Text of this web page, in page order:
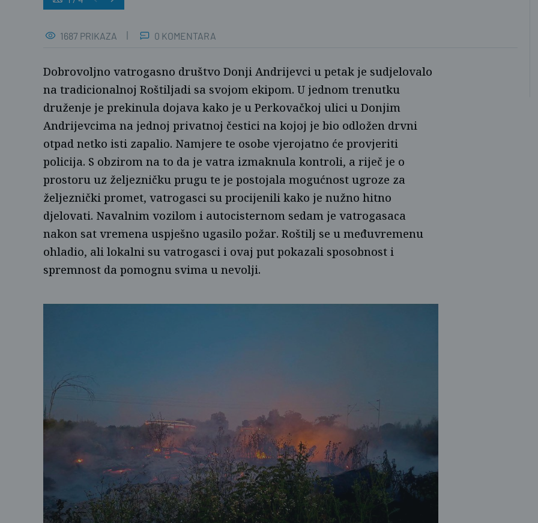
1687 PRIKAZA 0 KOMENTARA
Dobrovoljno vatrogasno društvo Donji Andrijevci u petak je sudjelovalo
na tradicionalnoj Roštiljadi sa svojom ekipom. U jednom trenutku
druženje je prekinula dojava kako je u Perkovačkoj ulici u Donjim
Andrijevcima na jednoj privatnoj čestici na kojoj je bio odložen drvni
otpad netko isti zapalio. Namjere te osobe vjerojatno će provjeriti
policija. S obzirom na to da je vatra izmaknula kontroli, a riječ je o
prostoru uz željezničku prugu te je postojala mogućnost ugroze za
željeznički promet, vatrogasci su procijenili kako je nužno hitno
djelovati. Navalnim vozilom i autocisternom sedam je vatrogasaca
nakon sat vremena uspješno ugasilo požar. Roštilj se u međuvremenu
ohladio, ali lokalni su vatrogasci i ovaj put pokazali sposobnost i
spremnost da pomognu svima u nevolji.